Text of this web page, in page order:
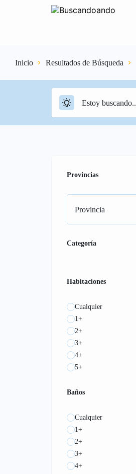
Iniciar Sesión
Inicio Resultados de Búsqueda
Provincias
Provincia
Categoría
Habitaciones
Cualquier
1+
2+
3+
4+
5+
Baños
Cualquier
1+
2+
3+
4+